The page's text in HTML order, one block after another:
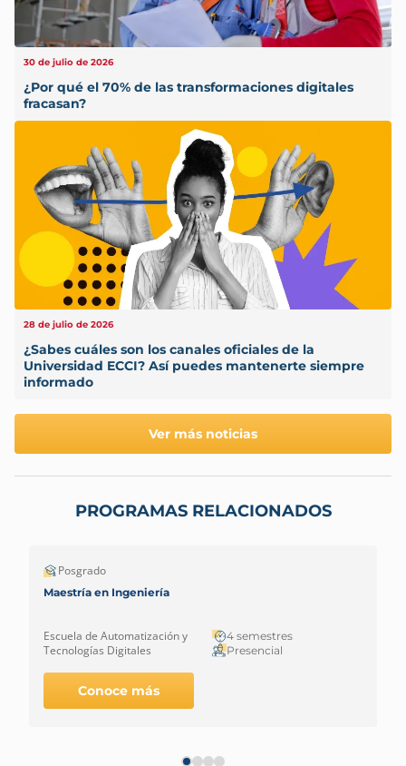
30 de julio de 2026
¿Por qué el 70% de las transformaciones digitales
fracasan?
28 de julio de 2026
¿Sabes cuáles son los canales oficiales de la
Universidad ECCI? Así puedes mantenerte siempre
informado
Ver más noticias
PROGRAMAS RELACIONADOS
Posgrado
Maestría en Ingeniería
Escuela de Automatización y
Tecnologías Digitales
4 semestres
Presencial
Conoce más